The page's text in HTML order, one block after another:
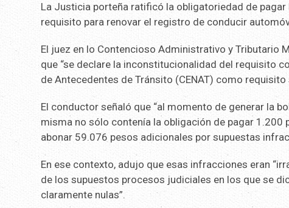
La Justicia porteña ratificó la obligatoriedad de
requisito para renovar el registro de conducir
El juez en lo Contencioso Administrativo y Tributario
que “se declare la inconstitucionalidad del requisito
de Antecedentes de Tránsito (CENAT) como
El conductor señaló que “al momento de generar la
misma no sólo contenía la obligación de pagar
abonar 59.076 pesos adicionales por supuestas
En ese contexto, adujo que esas infracciones eran
de los supuestos procesos judiciales en los que se
claramente nulas”.